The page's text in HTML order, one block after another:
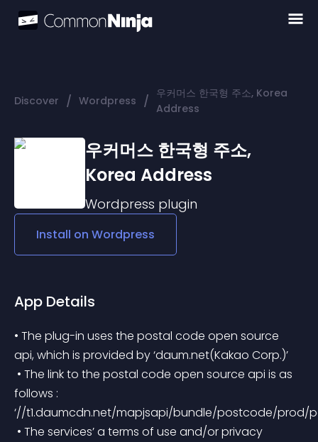
Discover / Wordpress / 우커머스 한국형 주소, Korea
Address
우커머스 한국형 주소,
Korea Address
Wordpress plugin
Install on Wordpress
App Details
• The plug-in uses the postal code open source
api, which is provided by ‘daum.net(Kakao Corp.)’
follows :
‘//t1.daumcdn.net/mapjsapi/bundle/postcode/prod/